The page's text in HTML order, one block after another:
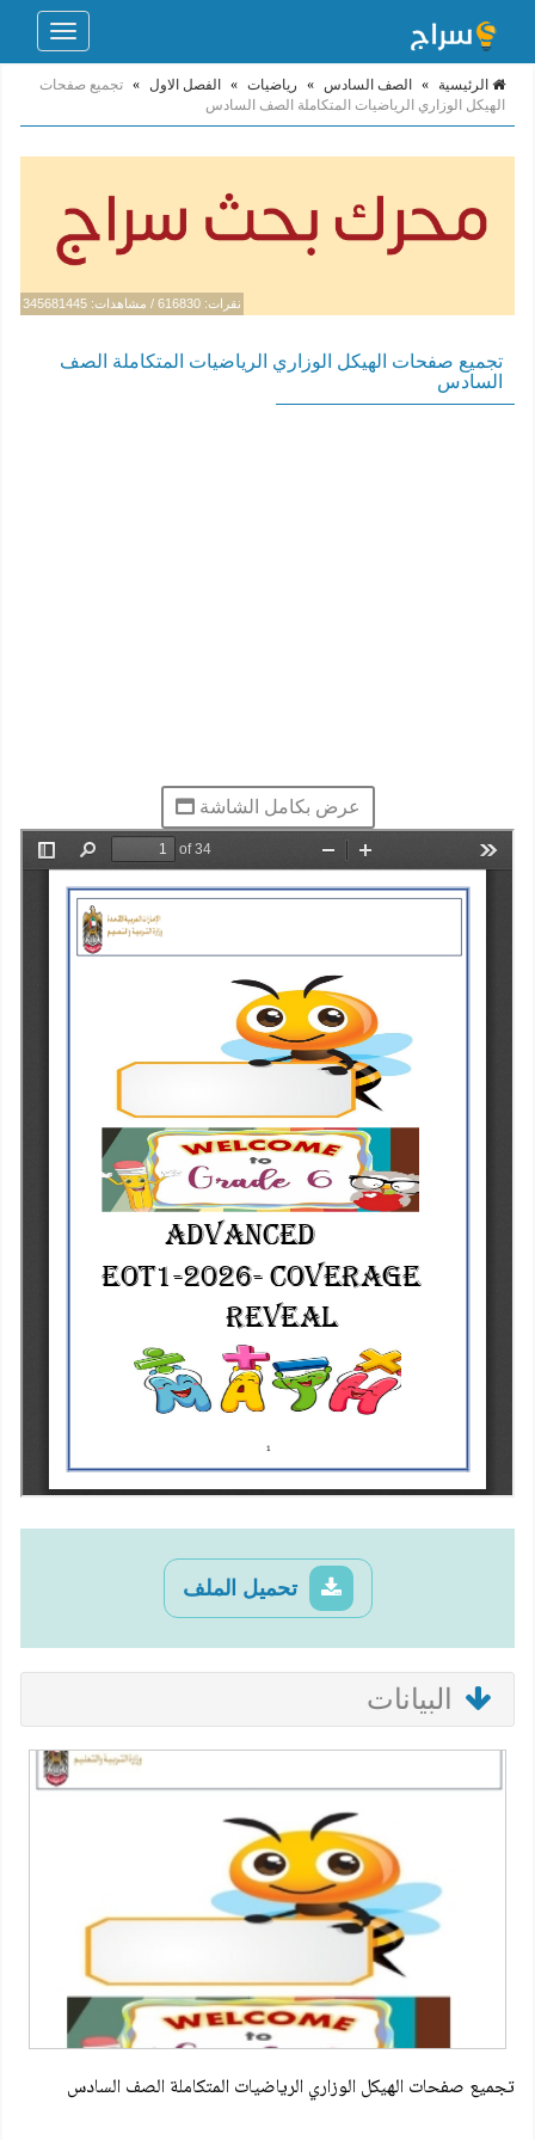
Toggle
الرئيسية » الصف السادس » رياضيات » الفصل الاول » تجميع صفحات
الهيكل الوزاري الرياضيات المتكاملة الصف السادس
نقرات: 616830 / مشاهدات: 345681445
تجميع صفحات الهيكل الوزاري الرياضيات المتكاملة الصف
السادس
عرض بكامل الشاشة
تحميل الملف
البيانات
تجميع صفحات الهيكل الوزاري الرياضيات المتكاملة الصف السادس